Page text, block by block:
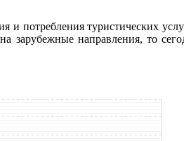
потребления туристических
зарубежные направления, то